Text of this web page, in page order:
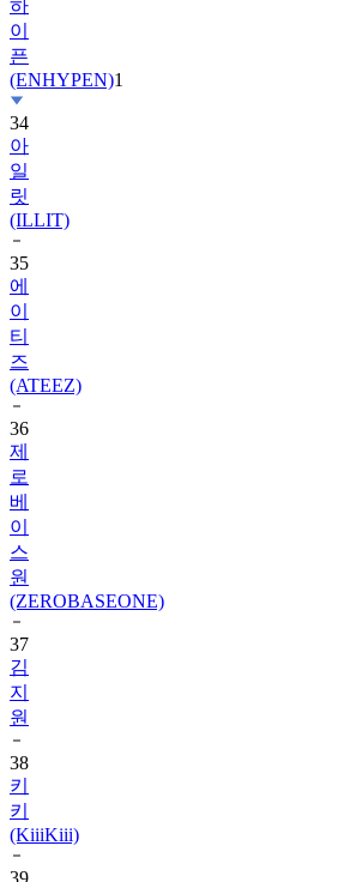
픈
(ENHYPEN)
34
아
일
릿
(ILLIT)
35
에
이
티
즈
(ATEEZ)
36
제
로
베
이
스
원
(ZEROBASEONE)
37
김
지
원
38
키
키
(KiiiKiii)
39
르